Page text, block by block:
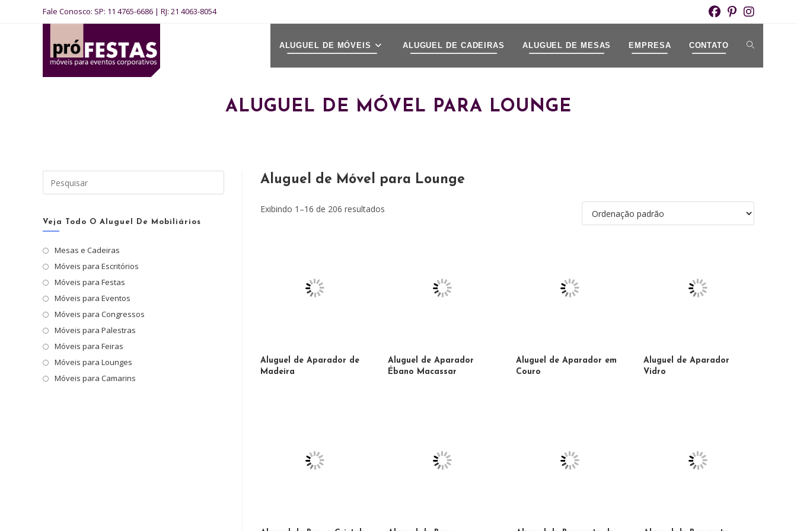
Fale Conosco: SP: 11 4765-6686 | RJ: 21 4063-8054
ALUGUEL DE MÓVEIS ALUGUEL DE CADEIRAS ALUGUEL DE MESAS EMPRESA CONTATO ALTERNAR
ALUGUEL DE MÓVEL PARA LOUNGE
Aluguel de Móvel para Lounge
Exibindo 1–16 de 206 resultados
Aluguel de Aparador de
Madeira
Aluguel de Aparador
Ébano Macassar
Aluguel de Aparador em
Couro
Aluguel de Aparador
Vidro
a
Veja Todo O Aluguel De Mobiliários
Mesas e Cadeiras
Móveis para Escritórios
Móveis para Festas
Móveis para Eventos
Móveis para Congressos
Móveis para Palestras
Móveis para Feiras
Móveis para Lounges
Móveis para Camarins